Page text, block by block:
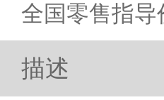
全国零售指
描述